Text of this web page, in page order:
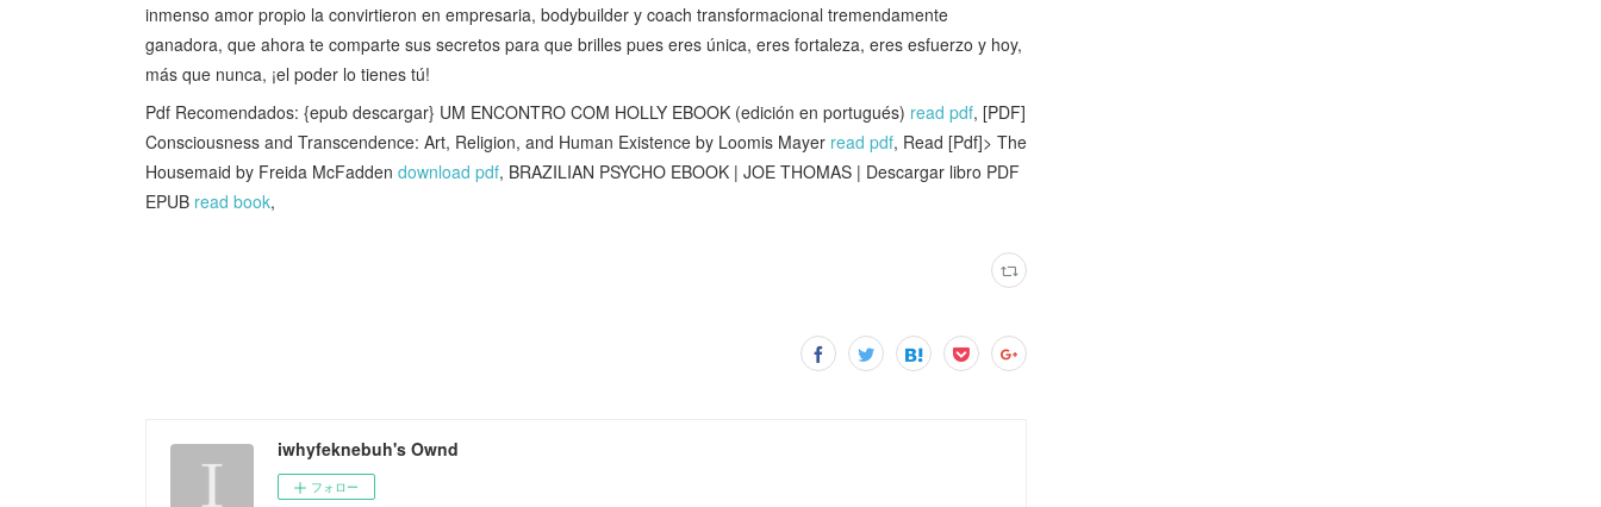
inmenso amor propio la convirtieron en empresaria, bodybuilder y coach transformacional tremendamente
ganadora, que ahora te comparte sus secretos para que brilles pues eres única, eres fortaleza, eres esfuerzo y hoy,
más que nunca, ¡el poder lo tienes tú!
Pdf Recomendados: {epub descargar} UM ENCONTRO COM HOLLY EBOOK (edición en portugués) read pdf, [PDF]
Consciousness and Transcendence: Art, Religion, and Human Existence by Loomis Mayer read pdf, Read [Pdf]> The
Housemaid by Freida McFadden download pdf, BRAZILIAN PSYCHO EBOOK | JOE THOMAS | Descargar libro PDF
EPUB read book,
iwhyfeknebuh's Ownd
フォロー